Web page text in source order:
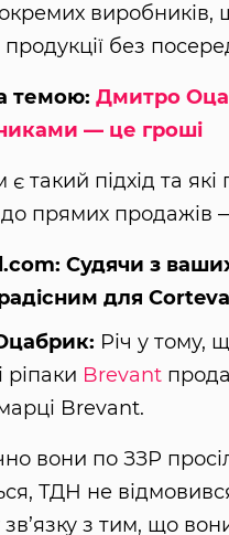
окремих
без
темою: Дмитро
— це гроші
є такий підхід та
прямих продажів —
Судячи з ваших
для
Річ у тому,
ріпаки Brevant
Brevant.
вони по ЗЗР
ТДН не
зв’язку з тим, що